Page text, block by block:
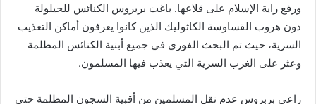
ورفع راية الإسلام على قلاعها. باغت بربروس الكنائس للحيلولة
دون هروب القساوسة الكاثوليك الذين كانوا يعرفون أماكن التعذيب
السرية، حيث تم البحث الفوري في جميع أبنية الكنائس المظلمة
وعثر على الغرب السرية التي يعذب فيها المسلمون.
راعى بربروس عدم نقل المسلمين من أقبية السجون المظلمة حتى